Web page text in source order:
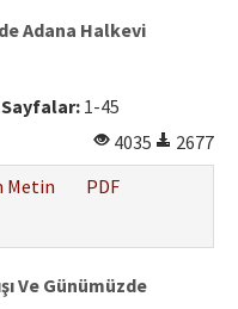
Adana Halkevi
Sayfalar: 1-45
4035
2677
Metin
PDF
Ve Günümüzde